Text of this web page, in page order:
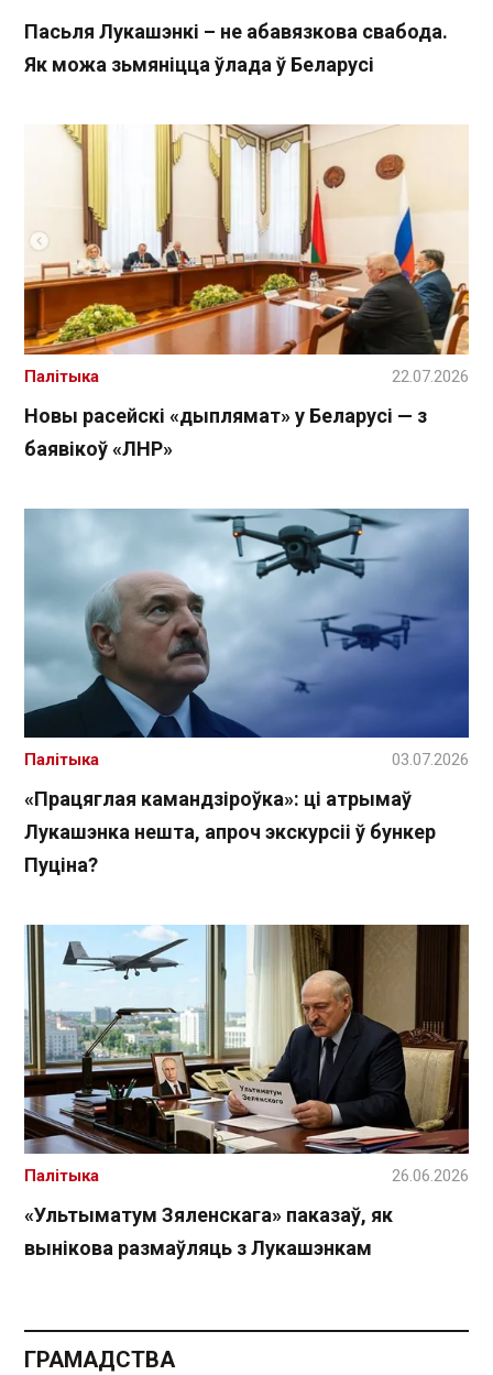
Пасьля Лукашэнкі – не абавязкова свабода.
Як можа зьмяніцца ўлада ў Беларусі
Новы расейскі «дыплямат» у Беларусі — з
баявікоў «ЛНР»
Палітыка 22.07.2026
«Працяглая камандзіроўка»: ці атрымаў
Лукашэнка нешта, апроч экскурсіі ў бункер
Пуціна?
Палітыка 03.07.2026
«Ультыматум Зяленскага» паказаў, як
вынікова размаўляць з Лукашэнкам
Палітыка 26.06.2026
ГРАМАДСТВА